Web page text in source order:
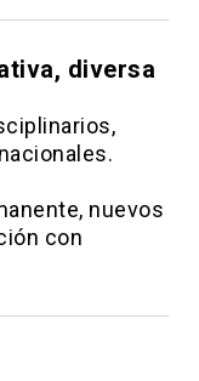
diversa
nuevos
con